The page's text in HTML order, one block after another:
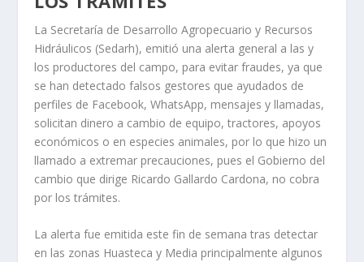
La Secretaría de Desarrollo Agropecuario y Recursos
Hidráulicos (Sedarh), emitió una alerta general a las y
los productores del campo, para evitar fraudes, ya que
se han detectado falsos gestores que ayudados de
perfiles de Facebook, WhatsApp, mensajes y llamadas,
solicitan dinero a cambio de equipo, tractores, apoyos
económicos o en especies animales, por lo que hizo un
llamado a extremar precauciones, pues el Gobierno del
cambio que dirige Ricardo Gallardo Cardona, no cobra
por los trámites.
La alerta fue emitida este fin de semana tras detectar
en las zonas Huasteca y Media principalmente algunos